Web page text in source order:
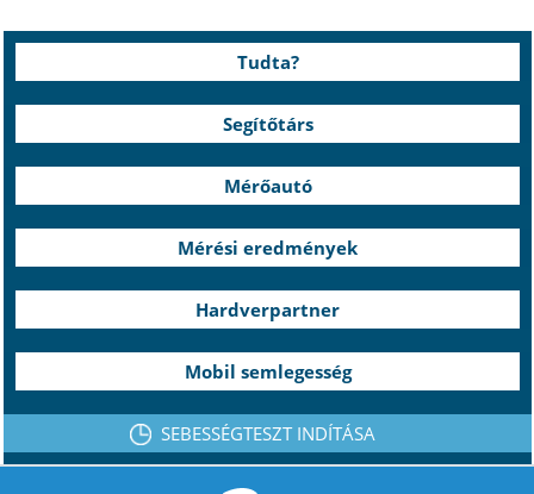
Tudta?
Segítőtárs
Mérőautó
Mérési eredmények
Hardverpartner
Mobil semlegesség
SEBESSÉGTESZT INDÍTÁSA